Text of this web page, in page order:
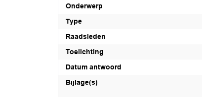
Onderwerp
Type
Raadsleden
Toelichting
Datum antwoord
Bijlage(s)